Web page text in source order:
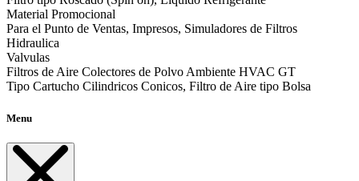
Material Promocional
Para el Punto de Ventas, Impresos, Simuladores de Filtros
Hidraulica
Valvulas
Filtros de Aire Colectores de Polvo Ambiente HVAC GT
Tipo Cartucho Cilindricos Conicos, Filtro de Aire tipo Bolsa
Menu